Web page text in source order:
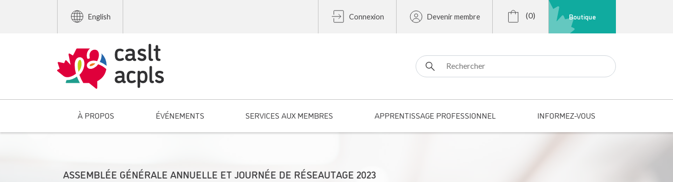
English Connexion Devenir membre (0) Boutique
Search for:
À PROPOS ÉVÉNEMENTS SERVICES AUX MEMBRES APPRENTISSAGE PROFESSIONNEL INFORMEZ-VOUS
ASSEMBLÉE GÉNÉRALE ANNUELLE ET JOURNÉE DE RÉSEAUTAGE 2023